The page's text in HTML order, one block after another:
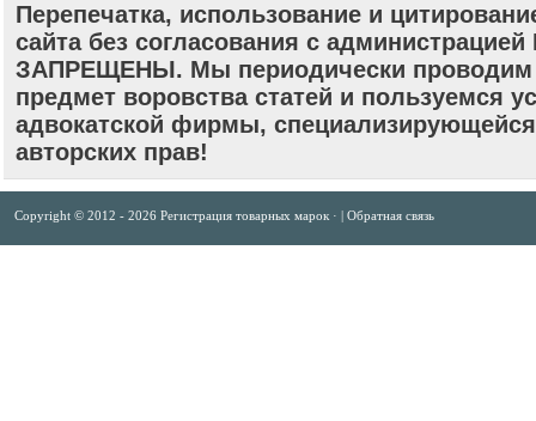
Перепечатка, использование и
сайта без согласования с
ЗАПРЕЩЕНЫ. Мы периодически проводим
предмет воровства статей и пользуемся
адвокатской фирмы,
авторских прав!
Copyright © 2012 - 2026 Регистрация товарных марок · | Обратная связь